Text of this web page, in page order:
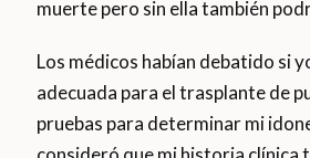
muerte pero sin ella también
Los médicos habían debatido si
adecuada para el trasplante de
pruebas para determinar mi